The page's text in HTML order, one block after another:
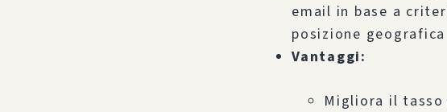
email in base a
posizione
Vantaggi:
Migliora il